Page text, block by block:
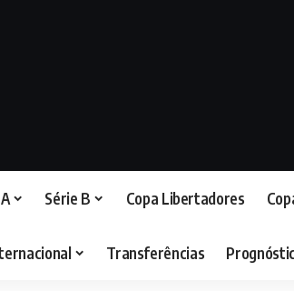
Série B Copa Libertadores
Transferências